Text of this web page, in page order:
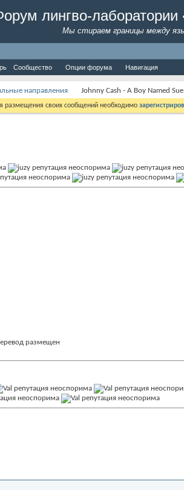
лингво-
Мы стираем границы между
Сообщество Опции форума Навигация
направления Johnny Cash - A Boy Named Sue
размещения своих сообщений необходимо
размещен